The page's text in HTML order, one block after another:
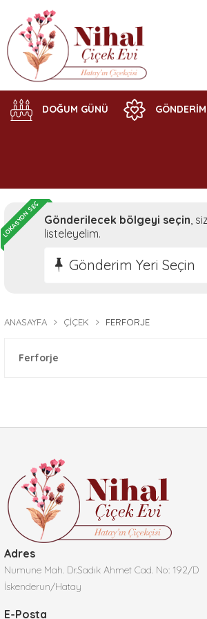
DOĞUM GÜNÜ
LOKASYON SEÇ Gönderilecek bölgeyi seçin ,
listeleyelim.
Gönderim Yeri Seçin
ANASAYFA ÇIÇEK FERFORJE
Ferforje
Adres
Numune Mah. Dr.Sadık Ahmet Cad. No: 192/D
İskenderun/Hatay
E-Posta